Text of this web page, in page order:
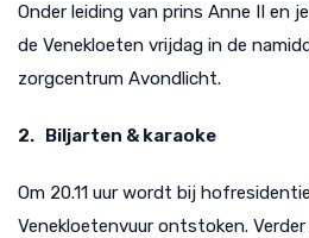
Onder leiding van prins Anne II en
de Venekloeten vrijdag in de
zorgcentrum Avondlicht.
2. Biljarten & karaoke
Om 20.11 uur wordt bij
Venekloetenvuur ontstoken.